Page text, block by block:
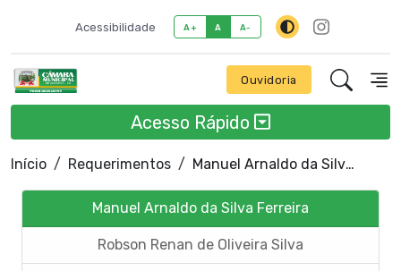
Acessibilidade A+ A A-
Ouvidoria
Acesso Rápido
Início Requerimentos Manuel Arnaldo da Silva Ferreira
Manuel Arnaldo da Silva Ferreira
Robson Renan de Oliveira Silva